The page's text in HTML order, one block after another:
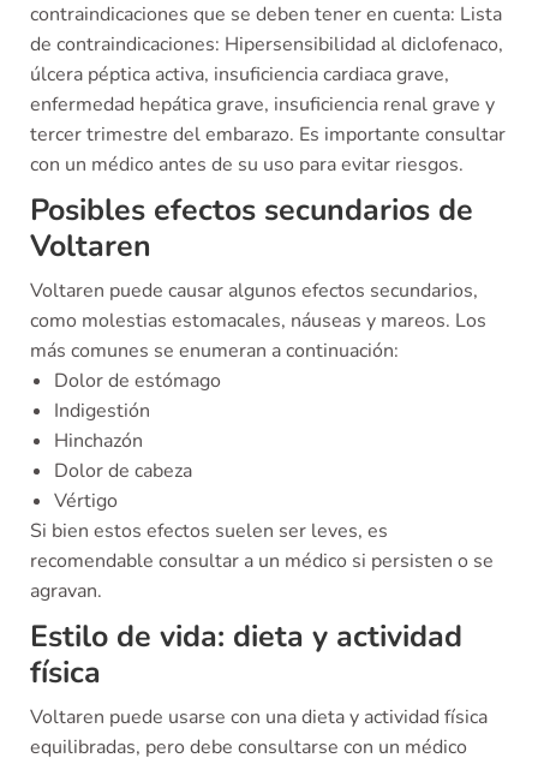
contraindicaciones que se deben tener en cuenta: Lista
de contraindicaciones: Hipersensibilidad al diclofenaco,
úlcera péptica activa, insuficiencia cardiaca grave,
enfermedad hepática grave, insuficiencia renal grave y
tercer trimestre del embarazo. Es importante consultar
con un médico antes de su uso para evitar riesgos.
Posibles efectos secundarios de
Voltaren
Voltaren puede causar algunos efectos secundarios,
como molestias estomacales, náuseas y mareos. Los
más comunes se enumeran a continuación:
Dolor de estómago
Indigestión
Hinchazón
Dolor de cabeza
Vértigo
Si bien estos efectos suelen ser leves, es
recomendable consultar a un médico si persisten o se
agravan.
Estilo de vida: dieta y actividad
física
Voltaren puede usarse con una dieta y actividad física
equilibradas, pero debe consultarse con un médico